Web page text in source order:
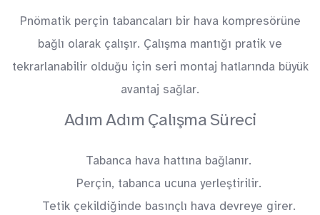
Pnömatik perçin tabancaları bir hava kompresörüne
bağlı olarak çalışır. Çalışma mantığı pratik ve
tekrarlanabilir olduğu için seri montaj hatlarında büyük
avantaj sağlar.
Adım Adım Çalışma Süreci
Tabanca hava hattına bağlanır.
Perçin, tabanca ucuna yerleştirilir.
Tetik çekildiğinde basınçlı hava devreye girer.